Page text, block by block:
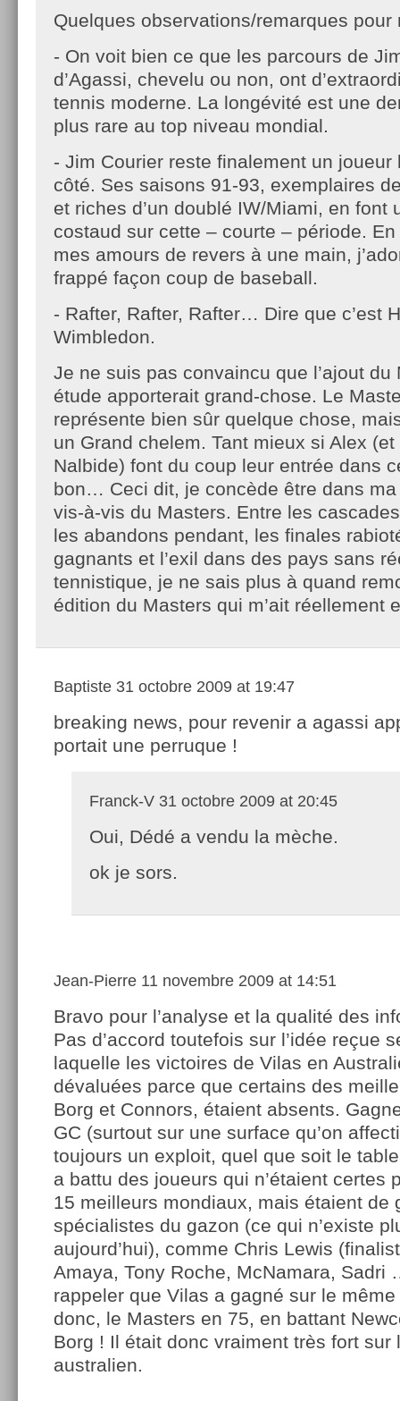
Quelques observations/remarques pour
- On voit bien ce que les parcours de
d’Agassi, chevelu ou non, ont
tennis moderne. La longévité est une
plus rare au top niveau mondial.
- Jim Courier reste finalement un joueur
côté. Ses saisons 91-93, exemplaires
et riches d’un doublé IW/Miami, en font
costaud sur cette – courte – période.
mes amours de revers à une main,
frappé façon coup de baseball.
- Rafter, Rafter, Rafter… Dire que c’est
Wimbledon.
Je ne suis pas convaincu que l’ajout du
étude apporterait grand-chose. Le
représente bien sûr quelque chose,
un Grand chelem. Tant mieux si Alex
Nalbide) font du coup leur entrée dans
bon… Ceci dit, je concède être dans
vis-à-vis du Masters. Entre les
les abandons pendant, les finales
gagnants et l’exil dans des pays sans
tennistique, je ne sais plus à quand
édition du Masters qui m’ait réellement
Baptiste 31 octobre 2009 at 19:47
breaking news, pour revenir a agassi
portait une perruque !
Franck-V 31 octobre 2009 at 20:45
Oui, Dédé a vendu la mèche.
ok je sors.
Jean-Pierre 11 novembre 2009 at 14:51
Bravo pour l’analyse et la qualité des
Pas d’accord toutefois sur l’idée reçue
laquelle les victoires de Vilas en
dévaluées parce que certains des
Borg et Connors, étaient absents.
GC (surtout sur une surface qu’on
toujours un exploit, quel que soit le
a battu des joueurs qui n’étaient certes
15 meilleurs mondiaux, mais étaient de
spécialistes du gazon (ce qui n’existe
aujourd’hui), comme Chris Lewis
Amaya, Tony Roche, McNamara, Sadri
rappeler que Vilas a gagné sur le
donc, le Masters en 75, en battant
Borg ! Il était donc vraiment très fort sur
australien.